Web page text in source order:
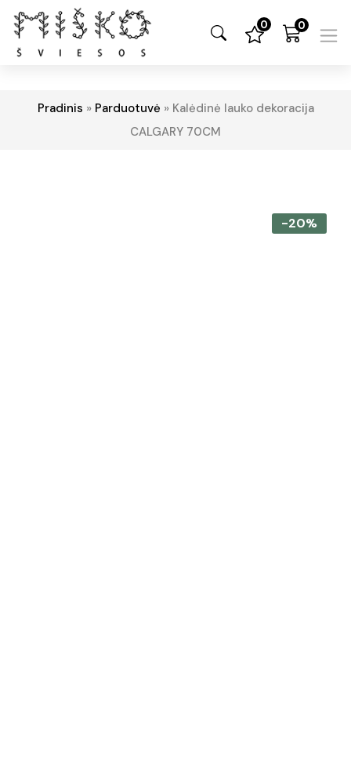
0 0
Pradinis » Parduotuvė » Kalėdinė lauko dekoracija
CALGARY 70CM
-20%